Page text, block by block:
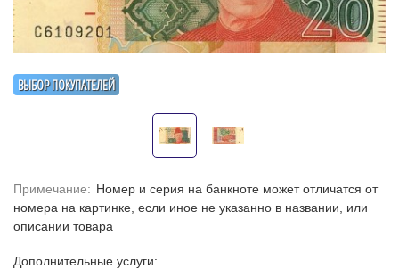
ВЫБОР ПОКУПАТЕЛЕЙ
Примечание: Номер и серия на банкноте может отличатся от
номера на картинке, если иное не указанно в названии, или
описании товара
Дополнительные услуги: